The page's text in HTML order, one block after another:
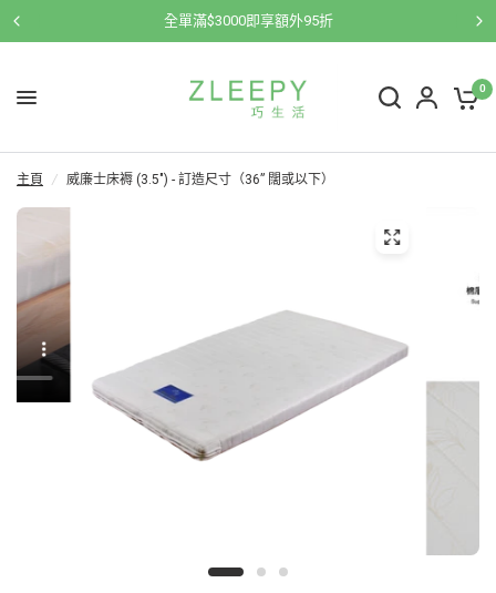
全單滿$3000即享額外95折
0
主頁 / 威廉士床褥 (3.5") - 訂造尺寸（36” 闊或以下）